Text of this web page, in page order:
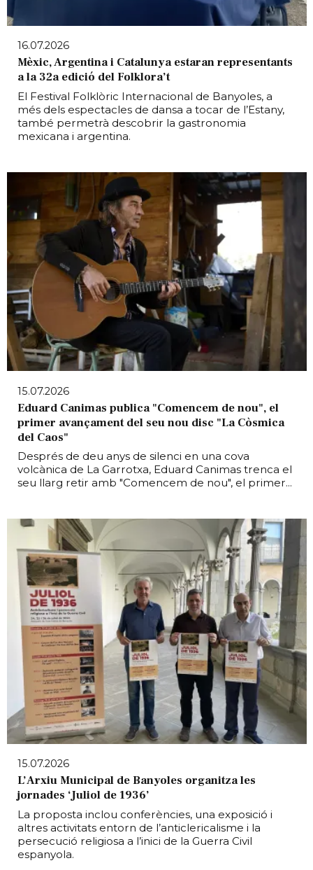
16.07.2026
Mèxic, Argentina i Catalunya estaran representants
a la 32a edició del Folklora’t
El Festival Folklòric Internacional de Banyoles, a
més dels espectacles de dansa a tocar de l’Estany,
també permetrà descobrir la gastronomia
mexicana i argentina.
15.07.2026
Eduard Canimas publica "Comencem de nou", el
primer avançament del seu nou disc "La Còsmica
del Caos"
Després de deu anys de silenci en una cova
volcànica de La Garrotxa, Eduard Canimas trenca el
seu llarg retir amb "Comencem de nou", el primer...
15.07.2026
L’Arxiu Municipal de Banyoles organitza les
jornades ‘Juliol de 1936’
La proposta inclou conferències, una exposició i
altres activitats entorn de l’anticlericalisme i la
persecució religiosa a l’inici de la Guerra Civil
espanyola.